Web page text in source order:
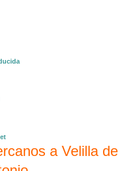
a Velilla de